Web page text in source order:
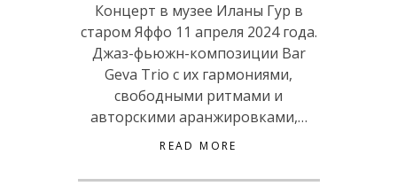
Концерт в музее Иланы Гур в
старом Яффо 11 апреля 2024 года.
Джаз-фьюжн-композиции Bar
Geva Trio с их гармониями,
свободными ритмами и
авторскими аранжировками,…
READ MORE